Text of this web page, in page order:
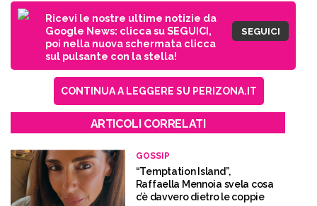
Ricevi le nostre ultime notizie da
Google News: clicca su SEGUICI,
poi nella nuova schermata clicca
sul pulsante con la stella!
SEGUICI
CONTINUA A LEGGERE SU PERIZONA.IT
ARTICOLI CORRELATI
GOSSIP
“Temptation Island”,
Raffaella Mennoia svela cosa
c’è davvero dietro le coppie